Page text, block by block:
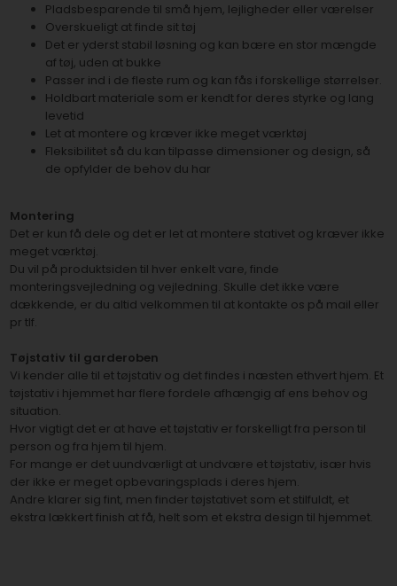
Pladsbesparende til små hjem, lejligheder eller værelser
Overskueligt at finde sit tøj
Det er yderst stabil løsning og kan bære en stor mængde
af tøj, uden at bukke
Passer ind i de fleste rum og kan fås i forskellige størrelser.
Holdbart materiale som er kendt for deres styrke og lang
levetid
Let at montere og kræver ikke meget værktøj
Fleksibilitet så du kan tilpasse dimensioner og design, så
de opfylder de behov du har
Montering
Det er kun få dele og det er let at montere stativet og kræver ikke
meget værktøj.
Du vil på produktsiden til hver enkelt vare, finde
monteringsvejledning og vejledning. Skulle det ikke være
dækkende, er du altid velkommen til at kontakte os på mail eller
pr tlf.
Tøjstativ til garderoben
Vi kender alle til et tøjstativ og det findes i næsten ethvert hjem. Et
tøjstativ i hjemmet har flere fordele afhængig af ens behov og
situation.
Hvor vigtigt det er at have et tøjstativ er forskelligt fra person til
person og fra hjem til hjem.
For mange er det uundværligt at undvære et tøjstativ, især hvis
der ikke er meget opbevaringsplads i deres hjem.
Andre klarer sig fint, men finder tøjstativet som et stilfuldt, et
ekstra lækkert finish at få, helt som et ekstra design til hjemmet.